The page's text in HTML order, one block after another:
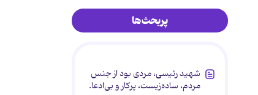
پربحث‌ها
شهید رئیسی، مردی بود از جنس
مردم، ساده‌زیست، پرکار و بی‌ادعا.